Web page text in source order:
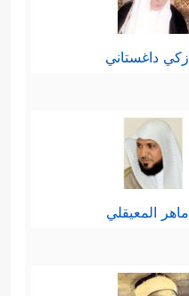
زكي داغستاني
ماهر المعيقلي